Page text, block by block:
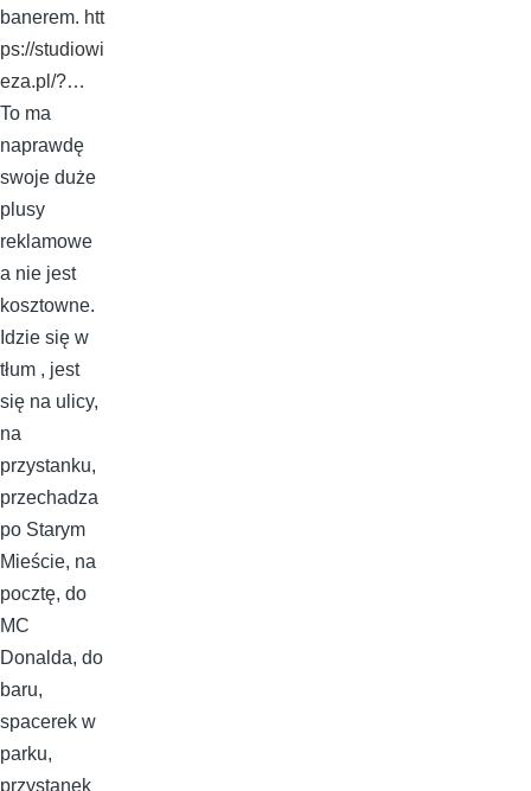
banerem. htt
ps://studiowi
eza.pl/?…
To ma
naprawdę
swoje duże
plusy
reklamowe
a nie jest
kosztowne.
Idzie się w
tłum , jest
się na ulicy,
na
przystanku,
przechadza
po Starym
Mieście, na
pocztę, do
MC
Donalda, do
baru,
spacerek w
parku,
przystanek